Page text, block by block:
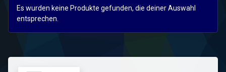
Es wurden keine Produkte gefunden, die deiner Auswahl
entsprechen.